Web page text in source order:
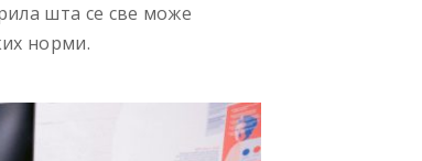
шта се све може
норми.